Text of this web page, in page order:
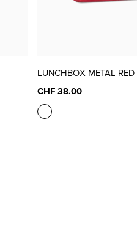
LUNCHBOX METAL
CHF 38.00